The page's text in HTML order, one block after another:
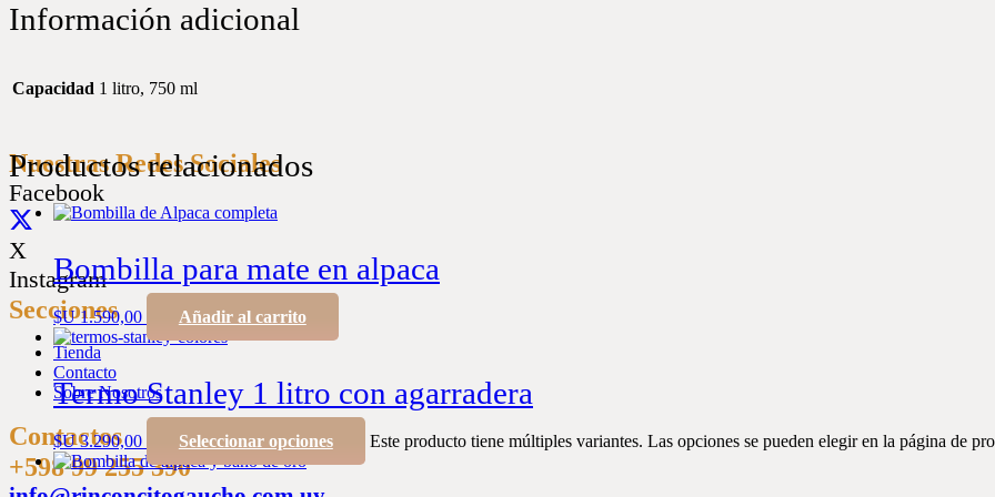
Información adicional
Capacidad 1 litro, 750 ml
Productos relacionados
Bombilla para mate en alpaca
$U1.590,00 Añadir al carrito
Termo Stanley 1 litro con agarradera
$U3.290,00 Seleccionar opciones Este producto tiene múltiples variantes. Las opciones se pueden elegir en la página de
Nuestras Redes Sociales
Facebook
X
Instagram
Secciones
Tienda
Contacto
Sobre Nosotros
Contactos
+598 99 255 390